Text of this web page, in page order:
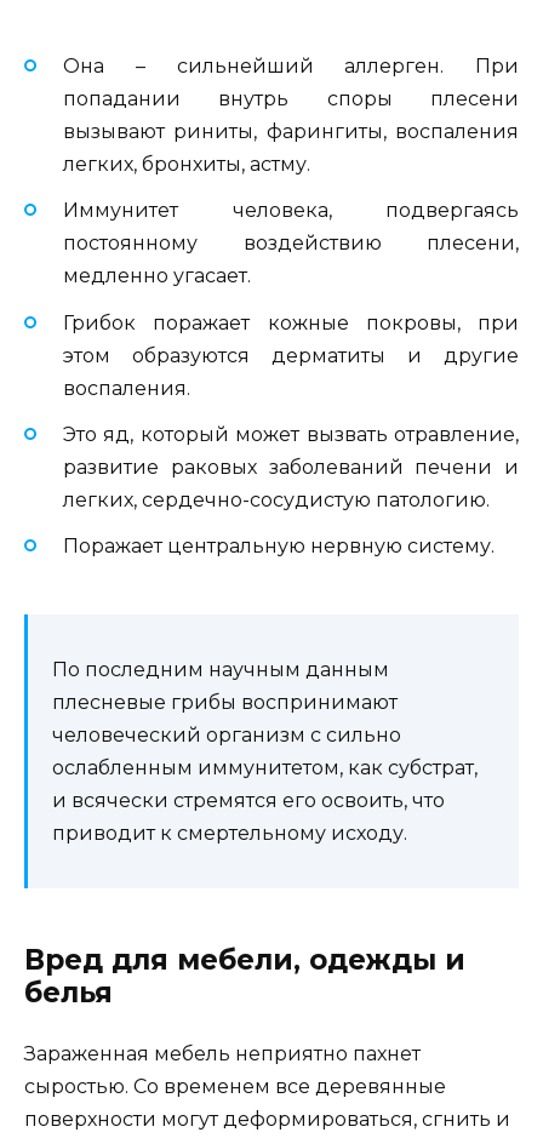
Она – сильнейший аллерген. При
попадании внутрь споры плесени
вызывают риниты, фарингиты, воспаления
легких, бронхиты, астму.
Иммунитет человека, подвергаясь
постоянному воздействию плесени,
медленно угасает.
Грибок поражает кожные покровы, при
этом образуются дерматиты и другие
воспаления.
Это яд, который может вызвать отравление,
развитие раковых заболеваний печени и
легких, сердечно-сосудистую патологию.
Поражает центральную нервную систему.
По последним научным данным
плесневые грибы воспринимают
человеческий организм с сильно
ослабленным иммунитетом, как субстрат,
и всячески стремятся его освоить, что
приводит к смертельному исходу.
Вред для мебели, одежды и
белья
Зараженная мебель неприятно пахнет
сыростью. Со временем все деревянные
поверхности могут деформироваться, сгнить и